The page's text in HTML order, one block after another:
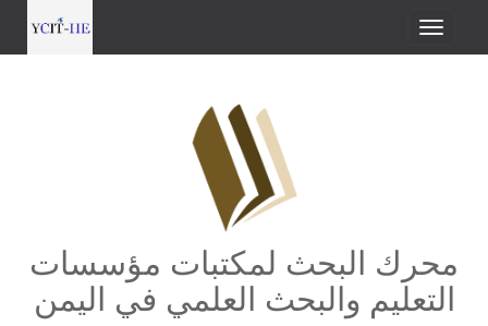
محرك البحث لمكتبات مؤسسات
التعليم والبحث العلمي في اليمن